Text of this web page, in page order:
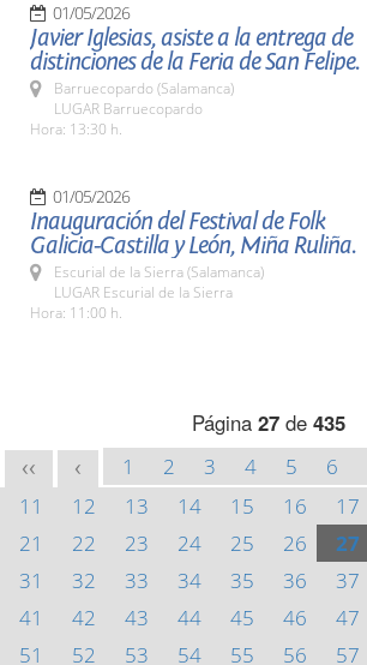
01/05/2026
Javier Iglesias, asiste a la entrega de
distinciones de la Feria de San Felipe.
Barruecopardo (Salamanca)
LUGAR Barruecopardo
Hora: 13:30 h.
01/05/2026
Inauguración del Festival de Folk
Galicia-Castilla y León, Miña Ruliña.
Escurial de la Sierra (Salamanca)
LUGAR Escurial de la Sierra
Hora: 11:00 h.
Página 27 de 435
<< < 1 2 3 4 5 6
11
12 13 14 15 16 17
21
22 23 24 25 26 27
31
32 33 34 35 36 37
41
42 43 44 45 46 47
51
52 53 54 55 56 57